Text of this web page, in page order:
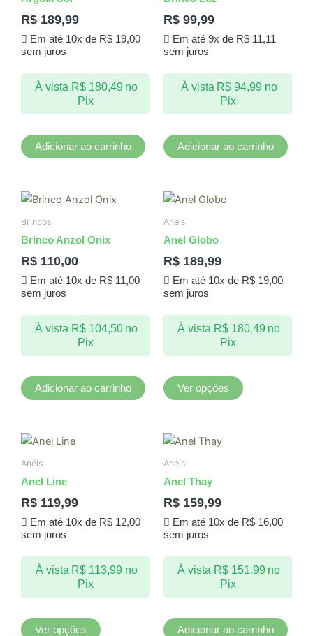
R$ 189,99
Em até 10x de R$19,00
sem juros
À vista R$180,49 no
Pix
Adicionar ao carrinho
R$ 99,99
Em até 9x de R$11,11
sem juros
À vista R$ 94,99 no
Pix
Adicionar ao carrinho
Brincos
Brinco Anzol Onix
R$ 110,00
Em até 10x de R$11,00
sem juros
À vista R$104,50 no
Pix
Adicionar ao carrinho
Anéis
Anel Globo
R$ 189,99
Em até 10x de R$19,00
sem juros
À vista R$180,49 no
Pix
Ver opções
As
podem
ser
página
Anéis
Anel Line
R$ 119,99
Em até 10x de R$12,00
sem juros
À vista R$ 113,99 no
Pix
Ver opções
As
podem
ser
página
Anéis
Anel Thay
R$ 159,99
Em até 10x de R$16,00
sem juros
À vista R$151,99 no
Pix
Adicionar ao carrinho